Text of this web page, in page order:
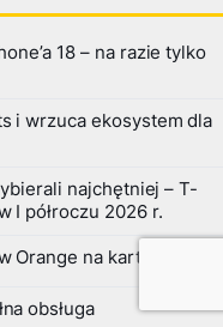
18 – na razie tylko
i wrzuca ekosystem dla
najchętniej – T-
I półroczu 2026 r.
Orange na kartę
obsługa